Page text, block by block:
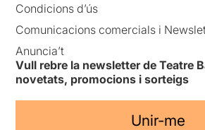
Condicions d’ús
Comunicacions comercials i
Anuncia’t
Vull rebre la newsletter de Teatre
novetats, promocions i sorteigs
Unir-me